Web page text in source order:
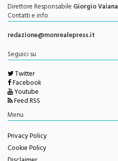
Direttore Responsabile Giorgio Vaiana
Contatti e info
redazione@monrealepress.it
Seguici su
Twitter
Facebook
Youtube
Feed RSS
Menu
Privacy Policy
Cookie Policy